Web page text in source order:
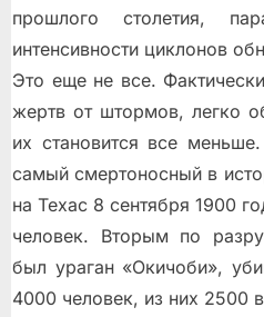
прошлого столетия,
интенсивности циклонов
Это еще не все.
жертв от штормов, легко
их становится все
самый смертоносный в
на Техас 8 сентября 1900
человек. Вторым по
был ураган «Окичоби»,
4000 человек, из них 2500